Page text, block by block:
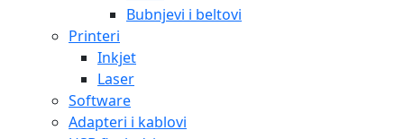
Bubnjevi i beltovi
Printeri
Inkjet
Laser
Software
Adapteri i kablovi